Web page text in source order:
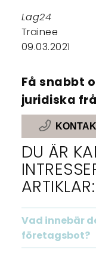
Lag24
Trainee
09.03.2021
Få snabbt
juridiska
DU ÄR
ARTIKLAR:
Vad innebär
företagsbot?